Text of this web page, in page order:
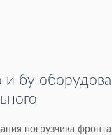
и бу
погрузчика